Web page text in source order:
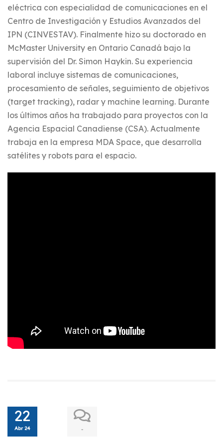
eléctrica con especialidad de comunicaciones en el
Centro de Investigación y Estudios Avanzados del
IPN (CINVESTAV). Finalmente hizo su doctorado en
McMaster University en Ontario Canadá bajo la
supervisión del Dr. Simon Haykin. Su experiencia
laboral incluye sistemas de comunicaciones,
procesamiento de señales, seguimiento de objetivos
(target tracking), radar y machine learning. Durante
los últimos años ha trabajado para proyectos con la
Agencia Espacial Canadiense (CSA). Actualmente
trabaja en la empresa MDA Space, que desarrolla
satélites y robots para el espacio.
22
Abr 24 -